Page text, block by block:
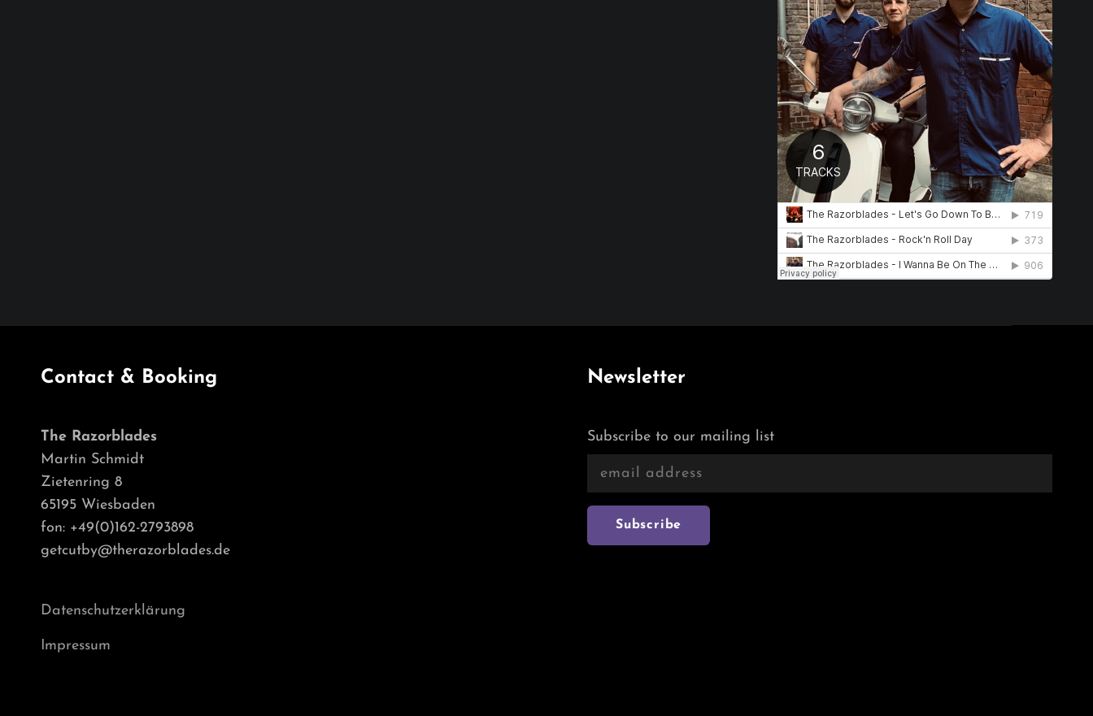
Contact & Booking
The Razorblades
Martin Schmidt
Zietenring 8
65195 Wiesbaden
fon: +49(0)162-2793898
getcutby@therazorblades.de
Datenschutzerklärung
Impressum
Newsletter
Subscribe to our mailing list